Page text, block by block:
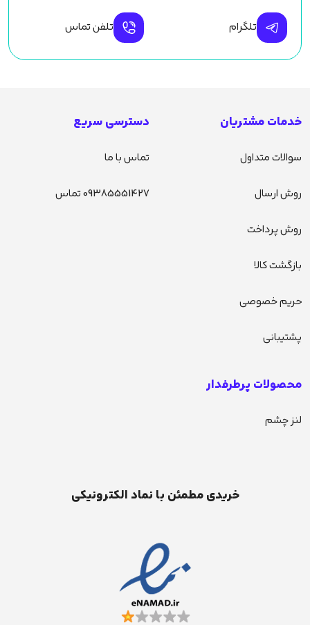
تلگرام تلفن تماس
خدمات مشتریان
سوالات متداول
روش ارسال
روش پرداخت
بازگشت کالا
حریم خصوصی
پشتیبانی
دسترسی سریع
تماس با ما
09385551427 تماس
محصولات پرطرفدار
لنز چشم
خریدی مطمئن با نماد الکترونیکی